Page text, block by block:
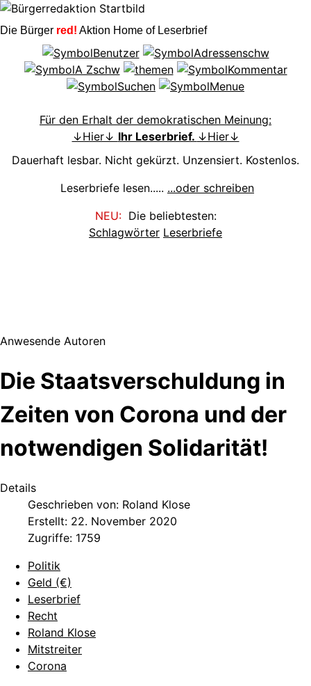
Die Bürger red! Aktion Home of Leserbrief
Für den Erhalt der demokratischen Meinung:
↓Hier↓ Ihr Leserbrief. ↓Hier↓
Dauerhaft lesbar. Nicht gekürzt. Unzensiert. Kostenlos.
Leserbriefe lesen..... ...oder schreiben
NEU:Die beliebtesten:
Schlagwörter Leserbriefe
Anwesende Autoren
Die Staatsverschuldung in
Zeiten von Corona und der
notwendigen Solidarität!
Details
Geschrieben von: Roland Klose
Erstellt: 22. November 2020
Zugriffe: 1759
Politik
Geld (€)
Leserbrief
Recht
Roland Klose
Mitstreiter
Corona